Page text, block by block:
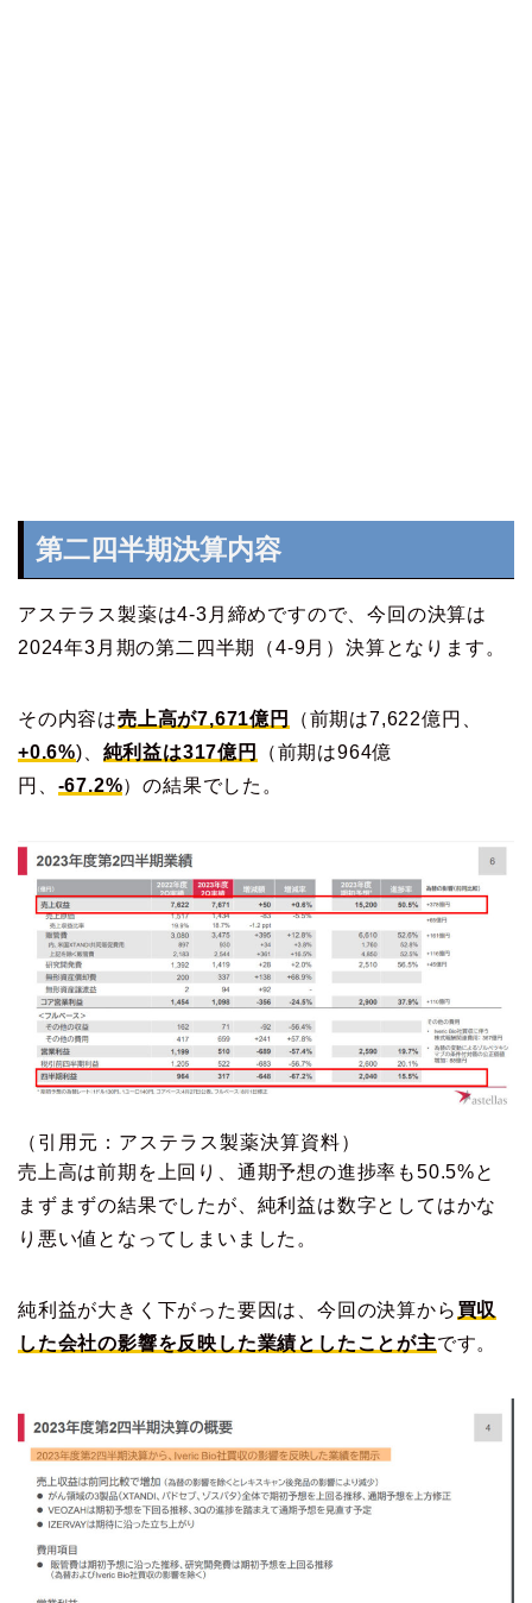
第二四半期決算内容
アステラス製薬は4-3月締めですので、今回の決算は
2024年3月期の第二四半期（4-9月）決算となります。
その内容は売上高が7,671億円
（前期は7,622億円、
+0.6%)、 純利益は317億円
（前期は964億
円、 -67.2%）の結果でした。
（引用元：アステラス製薬決算資料）
売上高は前期を上回り、通期予想の進捗率も50.5%と
まずまずの結果でしたが、純利益は数字としてはかな
り悪い値となってしまいました。
純利益が大きく下がった要因は、今回の決算から 買収
した会社の影響を反映した業績としたことが主です。